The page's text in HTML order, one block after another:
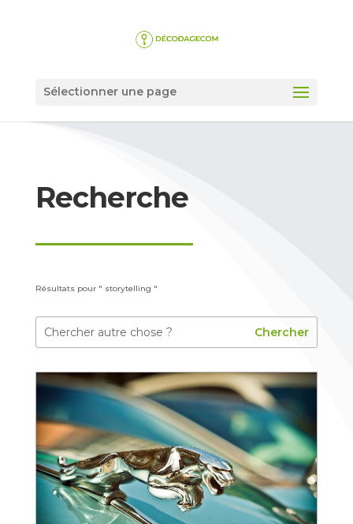
Sélectionner une page
Recherche
Résultats pour " storytelling "